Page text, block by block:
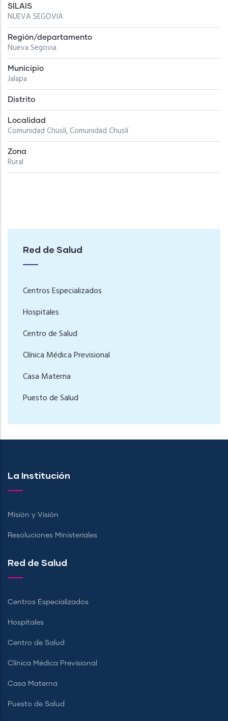
SILAIS
NUEVA SEGOVIA
Región/departamento
Nueva Segovia
Municipio
Jalapa
Distrito
Localidad
Comunidad Chuslí, Comunidad Chuslí
Zona
Rural
Red de Salud
Centros Especializados
Hospitales
Centro de Salud
Clínica Médica Previsional
Casa Materna
Puesto de Salud
La Institución
Misión y Visión
Resoluciones Ministeriales
Red de Salud
Centros Especializados
Hospitales
Centro de Salud
Clínica Médica Previsional
Casa Materna
Puesto de Salud